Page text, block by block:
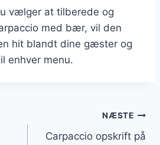
vælger at tilberede og
med bær, vil den
hit blandt dine gæster og
enhver menu.
NÆSTE
Carpaccio opskrift på